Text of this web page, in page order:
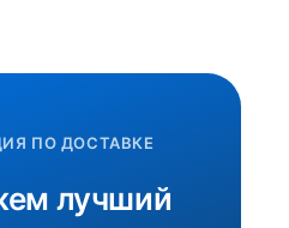
ПО ДОСТАВКЕ
лучший